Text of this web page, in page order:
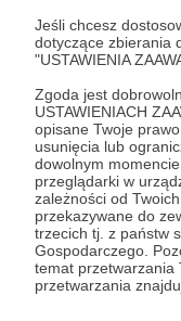
Jeśli chcesz
dotyczące zbierania
"USTAWIENIA
Zgoda jest
USTAWIENIACH
opisane Twoje
usunięcia lub
dowolnym
przeglądarki w
zależności od
przekazywane do
trzecich tj. z państw
Gospodarczego.
temat przetwarzania
przetwarzania
* Zapoznałem się i
* Wyrażam zgodę
osobowych
prawidłowego
Wyrażam zgodę
informacji
zmieniona w